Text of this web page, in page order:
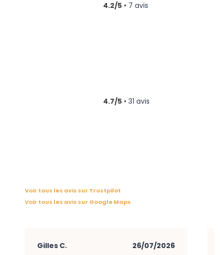
4.2/5 • 7 avis
4.7/5 • 31 avis
Voir tous les avis sur Trustpilot
Voir tous les avis sur Google Maps
Gilles C. 26/07/2026